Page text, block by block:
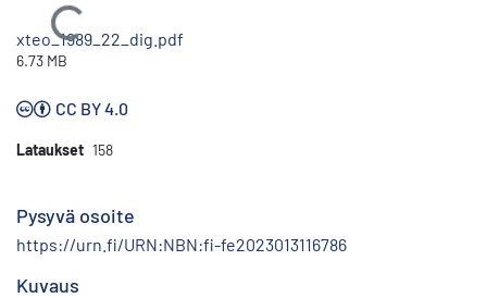
Ladataan...
xteo_1989_22_dig.pdf
6.73 MB
CC BY 4.0
Lataukset 158
Pysyvä osoite
https://urn.fi/URN:NBN:fi-fe2023013116786
Kuvaus